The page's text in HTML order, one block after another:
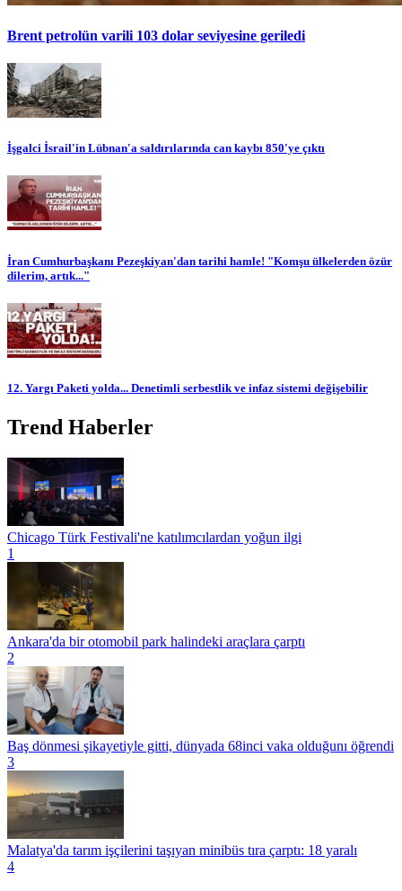
Brent petrolün varili 103 dolar seviyesine geriledi
İşgalci İsrail'in Lübnan'a saldırılarında can kaybı 850'ye çıktı
İran Cumhurbaşkanı Pezeşkiyan'dan tarihi hamle! "Komşu ülkelerden özür
dilerim, artık..."
12. Yargı Paketi yolda... Denetimli serbestlik ve infaz sistemi değişebilir
Trend Haberler
Chicago Türk Festivali'ne katılımcılardan yoğun ilgi
1
Ankara'da bir otomobil park halindeki araçlara çarptı
2
Baş dönmesi şikayetiyle gitti, dünyada 68inci vaka olduğunı öğrendi
3
Malatya'da tarım işçilerini taşıyan minibüs tıra çarptı: 18 yaralı
4